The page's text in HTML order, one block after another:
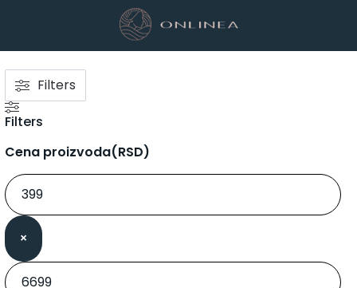
Filters
Filters
Cena proizvoda(RSD)
×